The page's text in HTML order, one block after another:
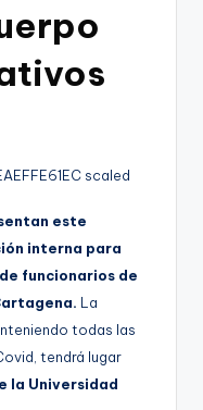
este
interna para
funcionarios de
La
todas las
tendrá lugar
la Universidad